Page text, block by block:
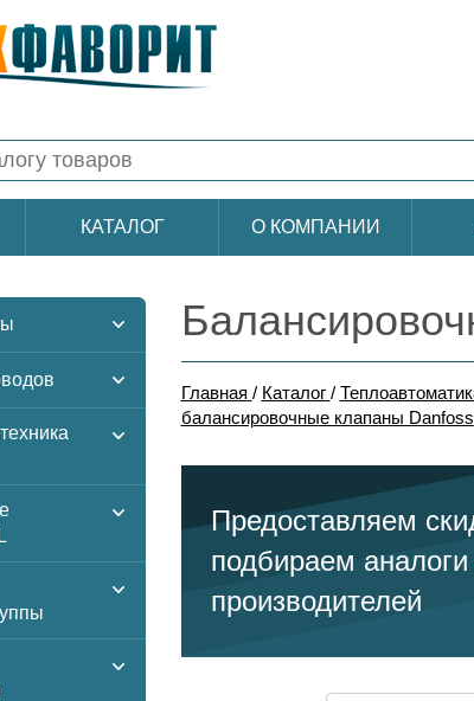
КАТАЛОГ О КОМПАНИИ
Главная / Каталог /
балансировочные клапаны Danfoss
Предоставляем
подбираем
производителей